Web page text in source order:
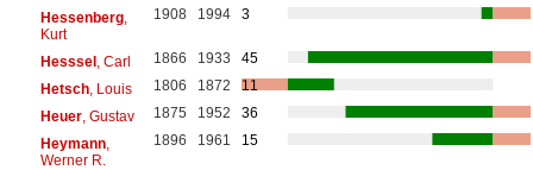
Hessenberg,
Kurt
1908 1994 3
Hesssel, Carl 1866 1933
45
Hetsch, Louis 1806 1872
11
Heuer, Gustav 1875 1952
36
Heymann,
Werner R.
1896 1961 15